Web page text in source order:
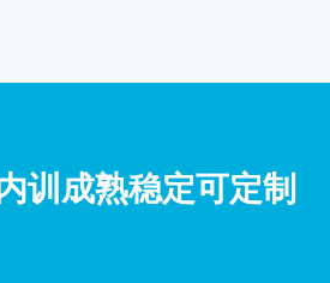
训成熟稳定可定制